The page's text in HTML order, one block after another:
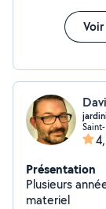
Présentation
Plusieurs
materiel